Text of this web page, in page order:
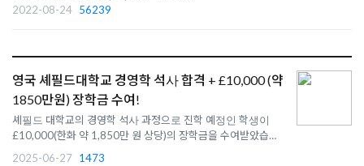
2022-08-24 56239
영국 셰필드대학교 경영학 석사 합격 + £10,000 (약
1850만원) 장학금 수여!
셰필드 대학교의 경영학 석사 과정으로 진학 예정인 학생이
£10,000(한화 약 1,850만 원 상당)의 장학금을 수여받았습니
다!
2025-06-27 1473